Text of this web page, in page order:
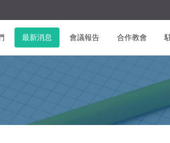
最新消息 會議報告 合作教會